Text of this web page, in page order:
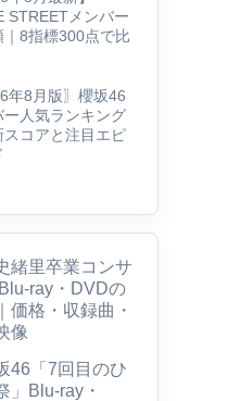
STREETメンバー
｜8指標300点で比
年8月版〗櫻坂46
ー人気ランキング
スコアと注目エピ
緒里卒業コンサ
ray・DVDの
価格・収録曲・
像
46「7回目のひ
」Blu-ray・